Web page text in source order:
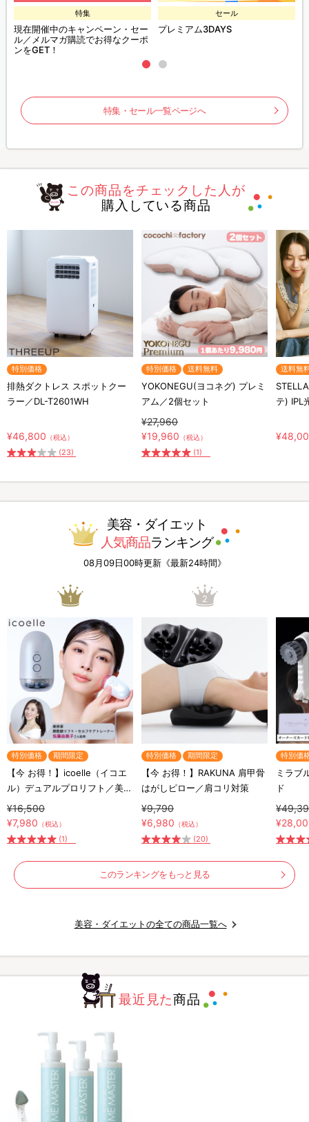
特集
現在開催中のキャンペーン・セー
ル／メルマガ購読でお得なクーポ
ンをGET！
セール
プレミアム3DAYS
特集・セール一覧ページへ
この商品をチェックした人が
購入している商品
特別価格
排熱ダクトレス スポットクー
ラー／DL-T2601WH
¥46,800 （税込）
(23)
特別価格 送料無料
YOKONEGU(ヨコネグ) プレミ
アム／2個セット
¥27,960
¥19,960 （税込）
(1)
送料無
テ) IPL
美容・ダイエット
人気商品ランキング
08月09日00時更新《最新24時間》
1
特別価格 期間限定
【今 お得！】icoelle（イコエ
ル）デュアルプロリフト／美顔
器
¥16,500
¥7,980 （税込）
(1)
2
特別価格 期間限定
【今 お得！】RAKUNA 肩甲骨
はがしピロー／肩コリ対策
¥9,790
¥6,980 （税込）
(20)
特別価
ミラブ
ド
このランキングをもっと見る
美容・ダイエットの全ての商品一覧へ
最近見た商品